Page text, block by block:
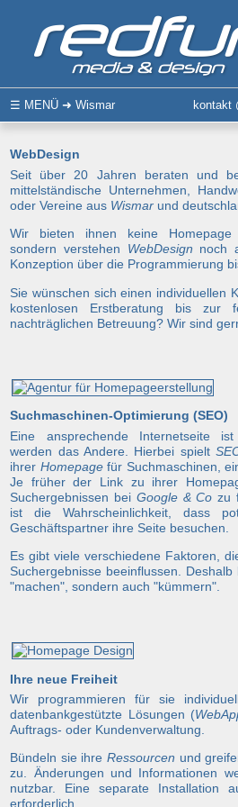
☰ MENÜ ➜ Wismar kontakt
WebDesign
Seit über 20 Jahren beraten und
mittelständische Unternehmen,
oder Vereine aus Wismar und
Wir bieten ihnen keine
sondern verstehen WebDesign noch
Konzeption über die Programmierung
Sie wünschen sich einen individuellen
kostenlosen Erstberatung bis zur
nachträglichen Betreuung? Wir sind
Suchmaschinen-Optimierung (SEO)
Eine ansprechende Internetseite
werden das Andere. Hierbei spielt
ihrer Homepagefür Suchmaschinen,
Je früher der Link zu ihrer
Suchergebnissen bei Google & Co zu
ist die Wahrscheinlichkeit, dass
Geschäftspartner ihre Seite besuchen.
Es gibt viele verschiedene Faktoren,
Suchergebnisse beeinflussen.
"machen", sondern auch "kümmern".
Ihre neue Freiheit
Wir programmieren für sie
datenbankgestützte Lösungen (
Auftrags- oder Kundenverwaltung.
Bündeln sie ihre Ressourcen und
zu. Änderungen und Informationen
nutzbar. Eine separate Installation
erforderlich.